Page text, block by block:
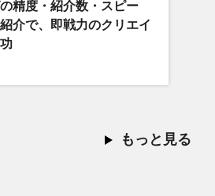
の精度・紹介数・スピー
介で、即戦力のクリエイ
もっと見る